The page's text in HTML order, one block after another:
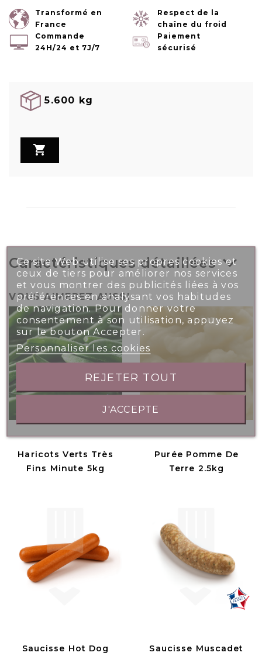
Transformé en
France
Respect de la
chaîne du froid
Commande
24H/24 et 7J/7
Paiement
sécurisé
5.600 kg

Caractéristiques détaillées
VOUS AIMEREZ AUSSI
Haricots Verts Très
Fins Minute 5kg
Purée Pomme De
Terre 2.5kg
Saucisse Hot Dog
Saucisse Muscadet
Ce site Web utilise ses propres cookies et
ceux de tiers pour améliorer nos services
et vous montrer des publicités liées à vos
préférences en analysant vos habitudes
de navigation. Pour donner votre
consentement à son utilisation, appuyez
sur le bouton Accepter.
Personnaliser les cookies
REJETER TOUT
J'ACCEPTE